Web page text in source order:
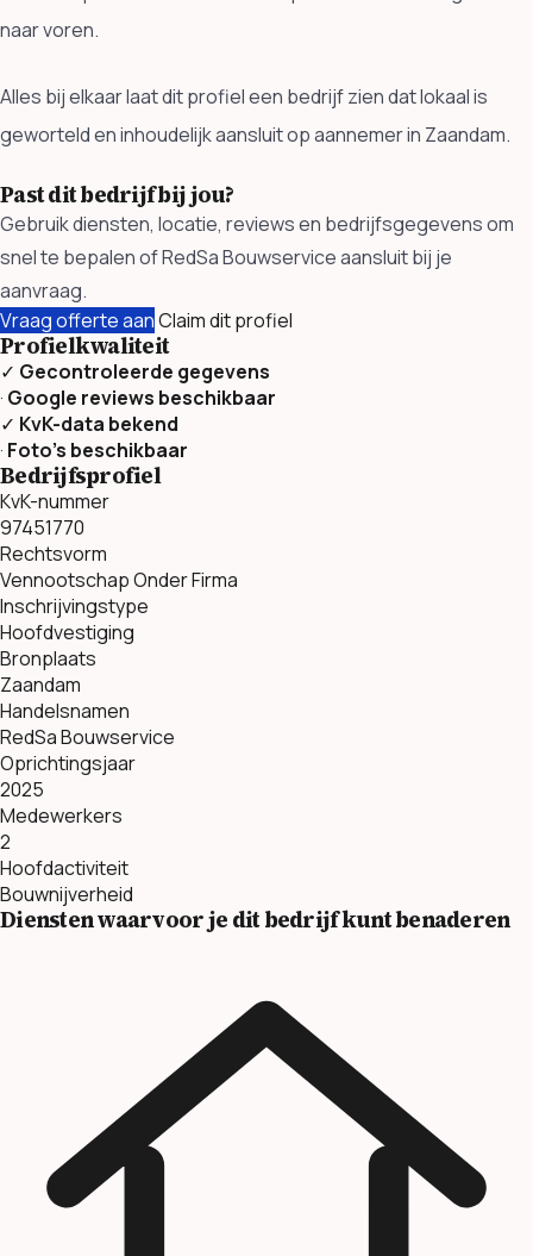
naar voren.
Alles bij elkaar laat dit profiel een bedrijf zien dat lokaal is
geworteld en inhoudelijk aansluit op aannemer in Zaandam.
Past dit bedrijf bij jou?
Gebruik diensten, locatie, reviews en bedrijfsgegevens om
snel te bepalen of RedSa Bouwservice aansluit bij je
aanvraag.
Vraag offerte aanClaim dit profiel
Profielkwaliteit
✓ Gecontroleerde gegevens
· Google reviews beschikbaar
✓ KvK-data bekend
· Foto’s beschikbaar
Bedrijfsprofiel
KvK-nummer
97451770
Rechtsvorm
Vennootschap Onder Firma
Inschrijvingstype
Hoofdvestiging
Bronplaats
Zaandam
Handelsnamen
RedSa Bouwservice
Oprichtingsjaar
2025
Medewerkers
2
Hoofdactiviteit
Bouwnijverheid
Diensten waarvoor je dit bedrijf kunt benaderen